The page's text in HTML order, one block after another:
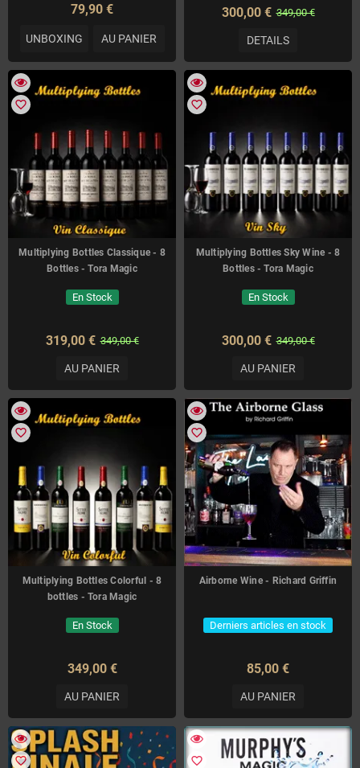
79,90 €
UNBOXING AU PANIER
300,00 € 349,00 €
DETAILS
favorite_border
Multiplying Bottles Classique - 8
Bottles - Tora Magic
En Stock
319,00 € 349,00 €
AU PANIER
favorite_border
Multiplying Bottles Sky Wine - 8
Bottles - Tora Magic
En Stock
300,00 € 349,00 €
AU PANIER
favorite_border
Multiplying Bottles Colorful - 8
bottles - Tora Magic
En Stock
349,00 €
AU PANIER
favorite_border
Airborne Wine - Richard Griffin
Derniers articles en stock
85,00 €
AU PANIER
favorite_border favorite_border